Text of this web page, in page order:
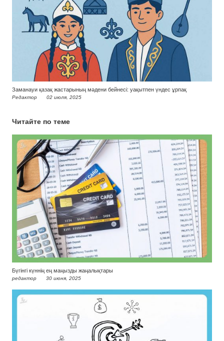
Заманауи қазақ жастарының мәдени бейнесі: уақытпен үндес ұрпақ
Редактор 02 июля, 2025
Читайте по теме
Бүгінгі күннің ең маңызды жаңалықтары
редактор 30 июня, 2025